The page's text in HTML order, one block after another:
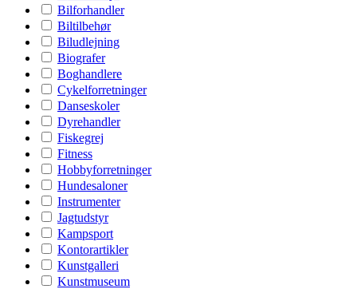
Bilforhandler
Biltilbehør
Biludlejning
Biografer
Boghandlere
Cykelforretninger
Danseskoler
Dyrehandler
Fiskegrej
Fitness
Hobbyforretninger
Hundesaloner
Instrumenter
Jagtudstyr
Kampsport
Kontorartikler
Kunstgalleri
Kunstmuseum